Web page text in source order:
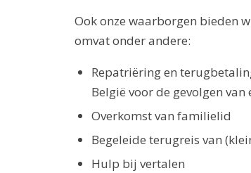
Ook onze waarborgen bieden
omvat onder andere:
Repatriëring en
België voor de gevolgen
Overkomst van familielid
Begeleide terugreis van
Hulp bij vertalen